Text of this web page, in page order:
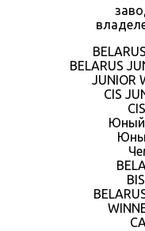
BELARUS
JUNIOR
CIS
Юный